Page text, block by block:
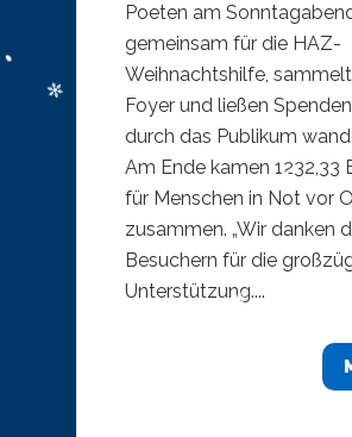
Poeten am
gemeinsam für die HAZ-
Weihnachtshilfe,
Foyer und ließen
durch das Publikum
Am Ende kamen 1232,33
für Menschen in Not vor
zusammen. „Wir danken
Besuchern für die
Unterstützung....